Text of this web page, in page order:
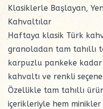
Klasiklerle Başlayan,
Kahvaltılar
Haftaya klasik Türk
granoladan tam tahıllı
karpuzlu pankeke kadar
kahvaltı ve renkli
Özellikle tam tahıllı
içerikleriyle hem